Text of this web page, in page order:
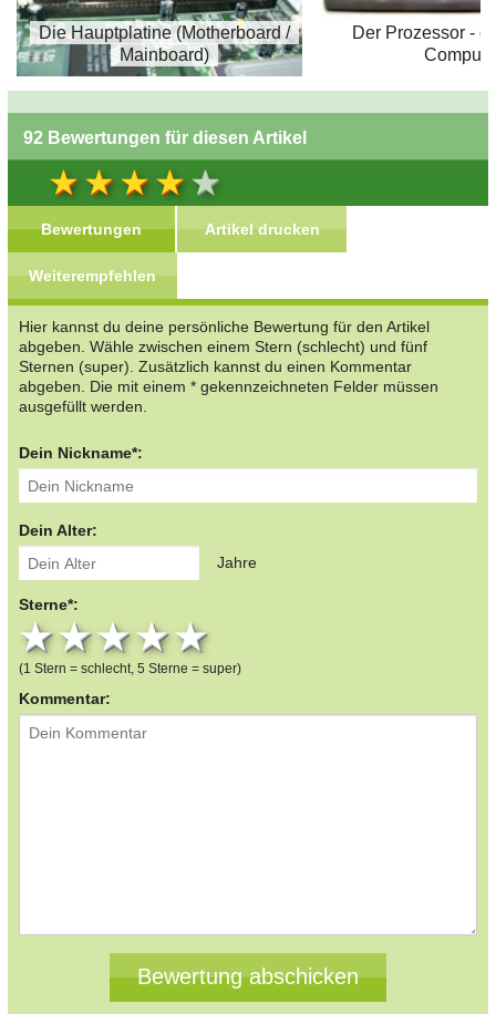
Die Hauptplatine (Motherboard /
Mainboard)
Der Prozessor -
92 Bewertungen für diesen Artikel
Bewertungen Artikel drucken
Weiterempfehlen
Hier kannst du deine persönliche Bewertung für den Artikel
abgeben. Wähle zwischen einem Stern (schlecht) und fünf
Sternen (super). Zusätzlich kannst du einen Kommentar
abgeben. Die mit einem * gekennzeichneten Felder müssen
ausgefüllt werden.
Dein Nickname*:
Dein Alter:
Jahre
Sterne*:
4 stars
3 stars
2 stars
1 star
(1 Stern = schlecht, 5 Sterne = super)
Kommentar: